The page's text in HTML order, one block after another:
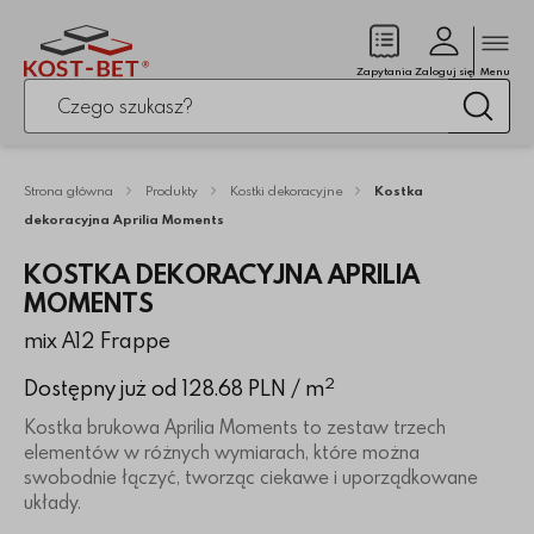
Po kliknięciu przycisku fraza zostanie wyszukana
Zapytania
(pusty)Zaloguj się Menu
Strona główna Produkty Kostki dekoracyjne
Kostka
dekoracyjna Aprilia Moments
KOSTKA DEKORACYJNA APRILIA
MOMENTS
mix A12 Frappe
Dostępny już od 128.68 PLN / m2
Kostka brukowa Aprilia Moments to zestaw trzech
elementów w różnych wymiarach, które można
swobodnie łączyć, tworząc ciekawe i uporządkowane
układy.